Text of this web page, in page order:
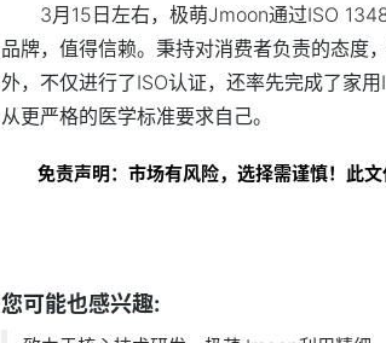
3月15日左右，极萌Jmoon通过ISO
品牌，值得信赖。秉持对消费者负责的态度
外，不仅进行了ISO认证，还率先完成了家
从更严格的医学标准要求自己。
免责声明：市场有风险，选择需谨慎！此文
您可能也感兴趣: